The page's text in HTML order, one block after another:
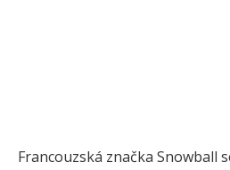
Francouzská značka Snowball